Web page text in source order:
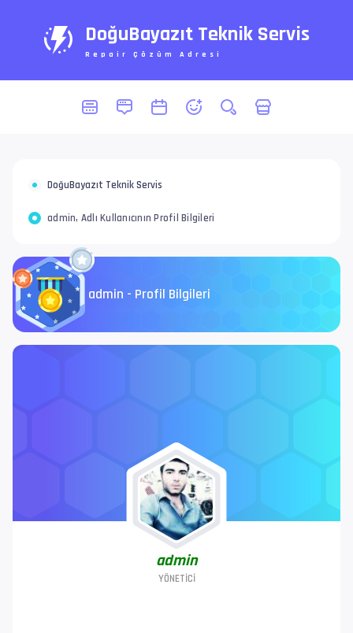
DoğuBayazıt Teknik Servis
Repair Çözüm Adresi
DoğuBayazıt Teknik Servis
admin, Adlı Kullanıcının Profil Bilgileri
admin - Profil Bilgileri
admin
YÖNETICI